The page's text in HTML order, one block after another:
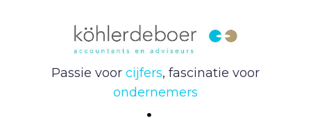
Passie voor cijfers, fascinatie voor
ondernemers